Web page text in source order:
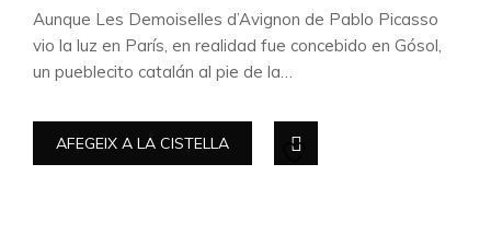
Aunque Les Demoiselles d’Avignon de Pablo Picasso
vio la luz en París, en realidad fue concebido en Gósol,
un pueblecito catalán al pie de la…
AFEGEIX A LA CISTELLA